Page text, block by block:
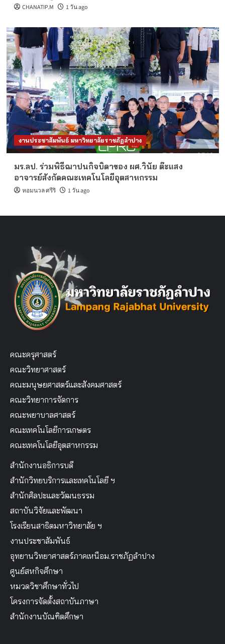
CHANATIP.M 1 วัน ago
งานประชาสัมพันธ์ มหาวิทยาลัยราชภัฏลำปาง
มร.ลป. ร่วมพิธีฌาปนกิจบิดาของ ผศ.วินัย ต๊ะแสง
อาจารย์สังกัดคณะเทคโนโลยีอุตสาหกรรม
หอมนวล ศรีริ 1 วัน ago
คณะครุศาสตร์
คณะวิทยาศาสตร์
คณะมนุษยศาสตร์และสังคมศาสตร์
คณะวิทยาการจัดการ
คณะพยาบาลศาสตร์
คณะเทคโนโลยีการเกษตร
คณะเทคโนโลยีอุตสาหกรรม
สำนักงานอธิการบดี
สำนักวิทยบริการและเทคโนโลยี ฯ
สำนักศิลปะและวัฒนธรรม
สถาบันวิจัยและพัฒนา
โรงเรียนสาธิตมหาวิทยาลัย ฯ
งานประชาสัมพันธ์
อุทยานวิทยาศาสตร์ภาคเหนือม.ราชภัฏลำปาง
ศูนย์สหกิจศึกษา
หมวดวิชาศึกษาทั่วไป
โครงการจัดตั้งสถาบันภาษา
สำนักงานบัณฑิตศึกษา